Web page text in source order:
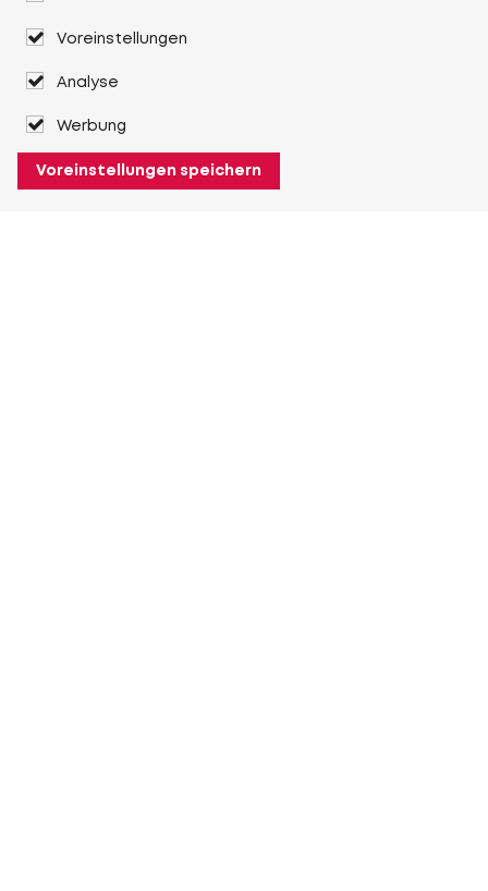
Voreinstellungen
Analyse
Werbung
Voreinstellungen speichern